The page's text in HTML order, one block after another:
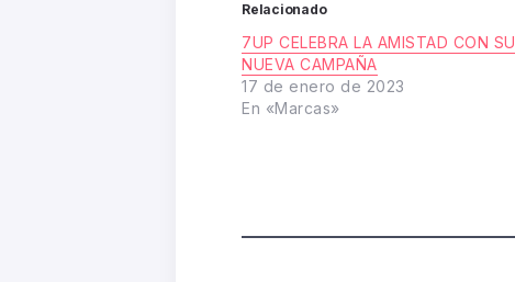
Relacionado
7UP CELEBRA LA AMISTAD CON SU
NUEVA CAMPAÑA
17 de enero de 2023
En «Marcas»